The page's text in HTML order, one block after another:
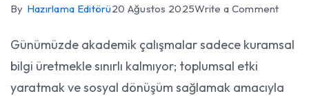
By Hazırlama Editörü20 Ağustos 2025Write a Commenton
Günümüzde akademik çalışmalar sadece kuramsal
bilgi üretmekle sınırlı kalmıyor; toplumsal etki
yaratmak ve sosyal dönüşüm sağlamak amacıyla